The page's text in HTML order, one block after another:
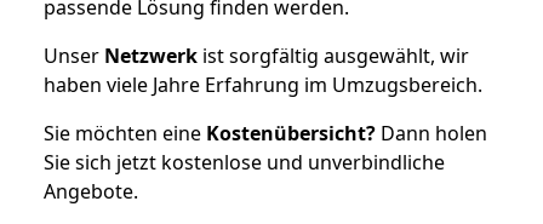
passende Lösung finden werden.
Unser Netzwerk ist sorgfältig ausgewählt, wir
haben viele Jahre Erfahrung im Umzugsbereich.
Sie möchten eine Kostenübersicht? Dann holen
Sie sich jetzt kostenlose und unverbindliche
Angebote.